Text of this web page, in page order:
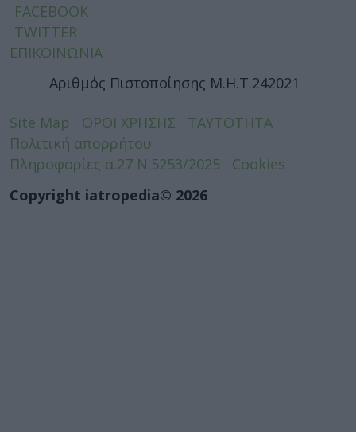
FACEBOOK
TWITTER
ΕΠΙΚΟΙΝΩΝΙΑ
Αριθμός Πιστοποίησης Μ.Η.Τ.242021
Site Map ΟΡΟΙ ΧΡΗΣΗΣ
ΤΑΥΤΟΤΗΤΑ
Πολιτική απορρήτου
Πληροφορίες α.27 Ν.5253/2025
Cookies
Copyright iatropedia© 2026